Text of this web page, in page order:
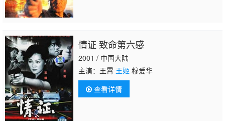
情证 致命第六感
2001 / 中国大陆
主演：王霄 王姬穆爱华
查看详情